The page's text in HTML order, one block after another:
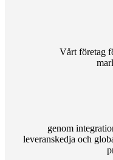
Vårt företag
genom
leveranskedja och